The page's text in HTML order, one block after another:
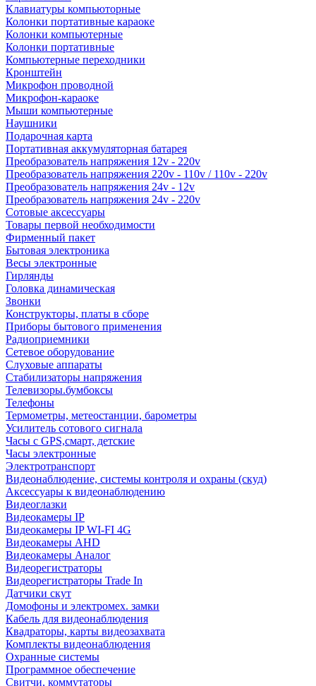
Клавиатуры компьюторные
Колонки портативные караоке
Колонки компьютерные
Колонки портативные
Компьютерные переходники
Кронштейн
Микрофон проводной
Микрофон-караоке
Мыши компьютерные
Наушники
Подарочная карта
Портативная аккумуляторная батарея
Преобразователь напряжения 12v - 220v
Преобразователь напряжения 220v - 110v / 110v - 220v
Преобразователь напряжения 24v - 12v
Преобразователь напряжения 24v - 220v
Сотовые аксессуары
Товары первой необходимости
Фирменный пакет
Бытовая электроника
Весы электронные
Гирлянды
Головка динамическая
Звонки
Конструкторы, платы в сборе
Приборы бытового применения
Радиоприемники
Сетевое оборудование
Слуховые аппараты
Стабилизаторы напряжения
Телевизоры.бумбоксы
Телефоны
Термометры, метеостанции, барометры
Усилитель сотового сигнала
Часы с GPS,смарт, детские
Часы электронные
Электротранспорт
Видеонаблюдение, системы контроля и охраны (скуд)
Аксессуары к видеонаблюдению
Видеоглазки
Видеокамеры IP
Видеокамеры IP WI-FI 4G
Видеокамеры AHD
Видеокамеры Аналог
Видеорегистраторы
Видеорегистраторы Trade In
Датчики скут
Домофоны и электромех. замки
Кабель для видеонаблюдения
Квадраторы, карты видеозахвата
Комплекты видеонаблюдения
Охранные системы
Программное обеспечение
Свитчи, коммутаторы